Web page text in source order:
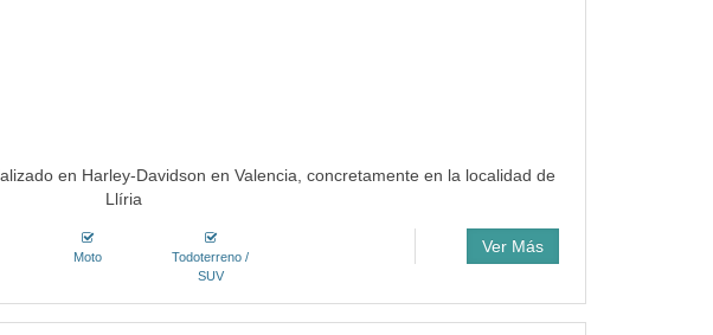
en Harley-Davidson en Valencia, concretamente en la localidad de
Llíria
Moto
Todoterreno /
SUV
Ver Más